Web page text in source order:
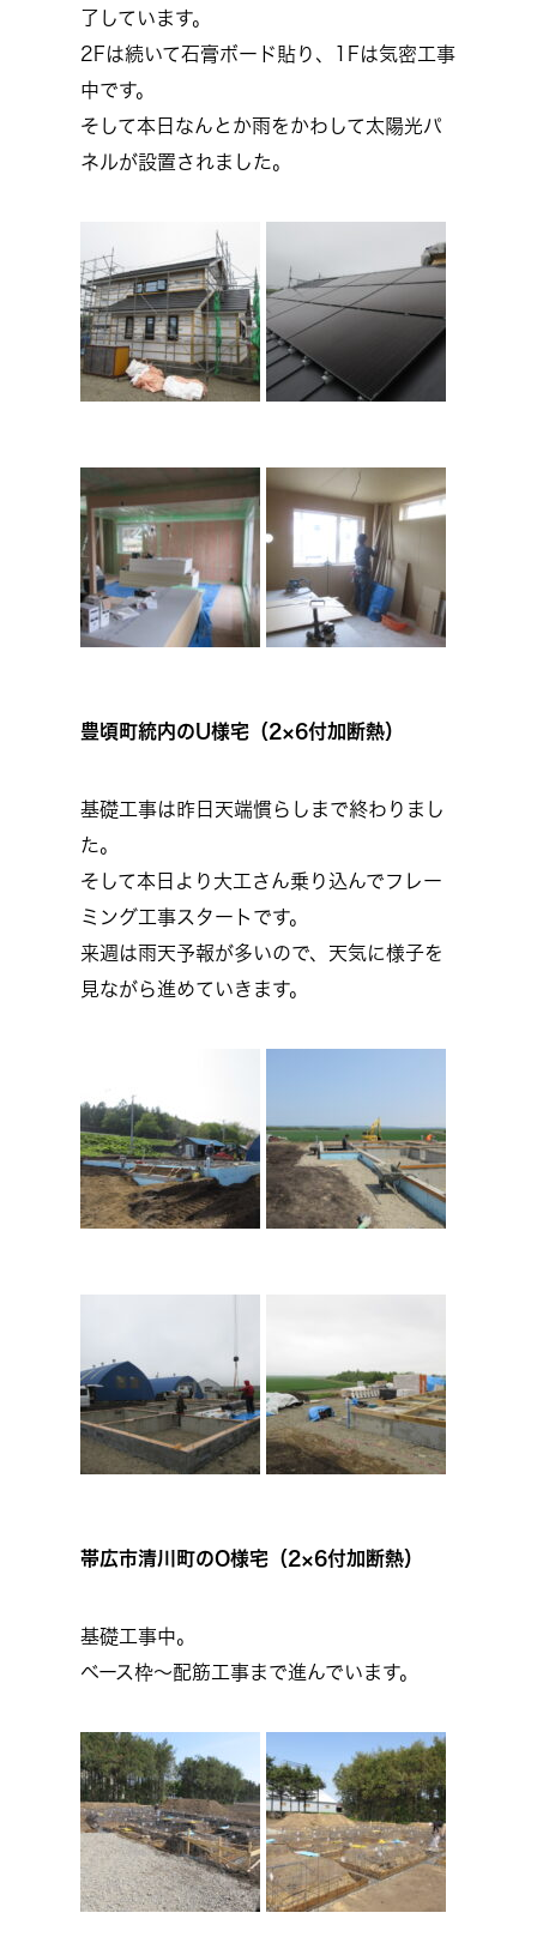
了しています。
2Fは続いて石膏ボード貼り、1Fは気密工事
中です。
そして本日なんとか雨をかわして太陽光パ
ネルが設置されました。
豊頃町統内のU様宅（2×6付加断熱）
基礎工事は昨日天端慣らしまで終わりまし
た。
そして本日より大工さん乗り込んでフレー
ミング工事スタートです。
来週は雨天予報が多いので、天気に様子を
見ながら進めていきます。
帯広市清川町のO様宅（2×6付加断熱）
基礎工事中。
ベース枠～配筋工事まで進んでいます。